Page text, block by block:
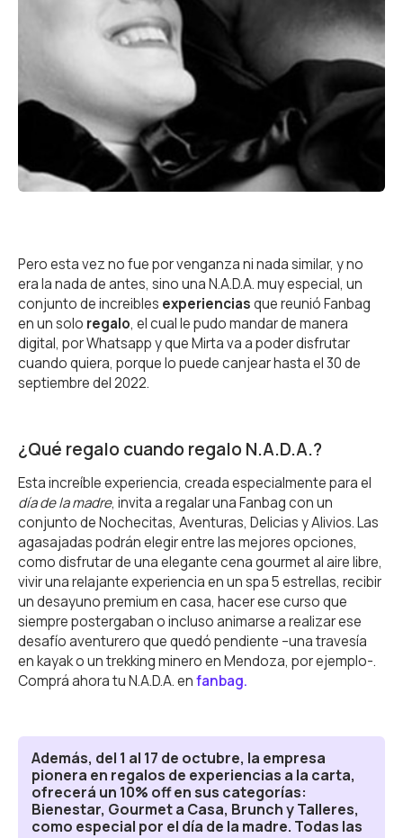
Aventura
Bienestar
Pero esta vez no fue por venganza ni nada similar, y no
era la nada de antes, sino una N.A.D.A. muy especial, un
conjunto de increibles experienciasque reunió Fanbag
en un solo regalo, el cual le pudo mandar de manera
digital, por Whatsapp y que Mirta va a poder disfrutar
cuando quiera, porque lo puede canjear hasta el 30 de
septiembre del 2022.
¿Qué regalo cuando regalo N.A.D.A.?
Esta increíble experiencia, creada especialmente para el
día de la madre, invita a regalar una Fanbag con un
conjunto de Nochecitas, Aventuras, Delicias y Alivios. Las
agasajadas podrán elegir entre las mejores opciones,
como disfrutar de una elegante cena gourmet al aire libre,
vivir una relajante experiencia en un spa 5 estrellas, recibir
un desayuno premium en casa, hacer ese curso que
siempre postergaban o incluso animarse a realizar ese
desafío aventurero que quedó pendiente –una travesía
en kayak o un trekking minero en Mendoza, por ejemplo-.
Comprá ahora tu N.A.D.A. enfanbag.
Además, del 1 al 17 de octubre, la empresa
pionera en regalos de experiencias a la carta,
ofrecerá un 10% off en sus categorías:
Bienestar, Gourmet a Casa, Brunch y Talleres,
como especial por el día de la madre. Todas las